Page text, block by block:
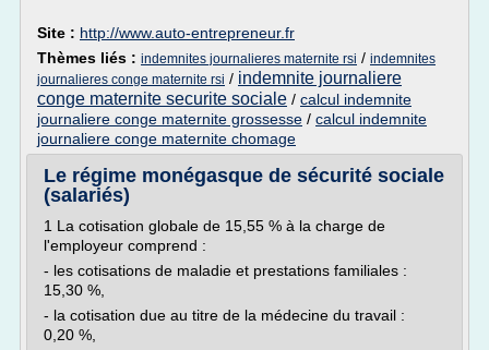
Site : http://www.auto-entrepreneur.fr
Thèmes liés : indemnites journalieres maternite rsi / indemnites
journalieres conge maternite rsi / indemnite journaliere
conge maternite securite sociale / calcul indemnite
journaliere conge maternite grossesse / calcul indemnite
journaliere conge maternite chomage
Le régime monégasque de sécurité sociale
(salariés)
1 La cotisation globale de 15,55 % à la charge de
l'employeur comprend :
- les cotisations de maladie et prestations familiales :
15,30 %,
- la cotisation due au titre de la médecine du travail :
0,20 %,